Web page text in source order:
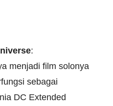
:
menjadi film solonya
sebagai
DC Extended